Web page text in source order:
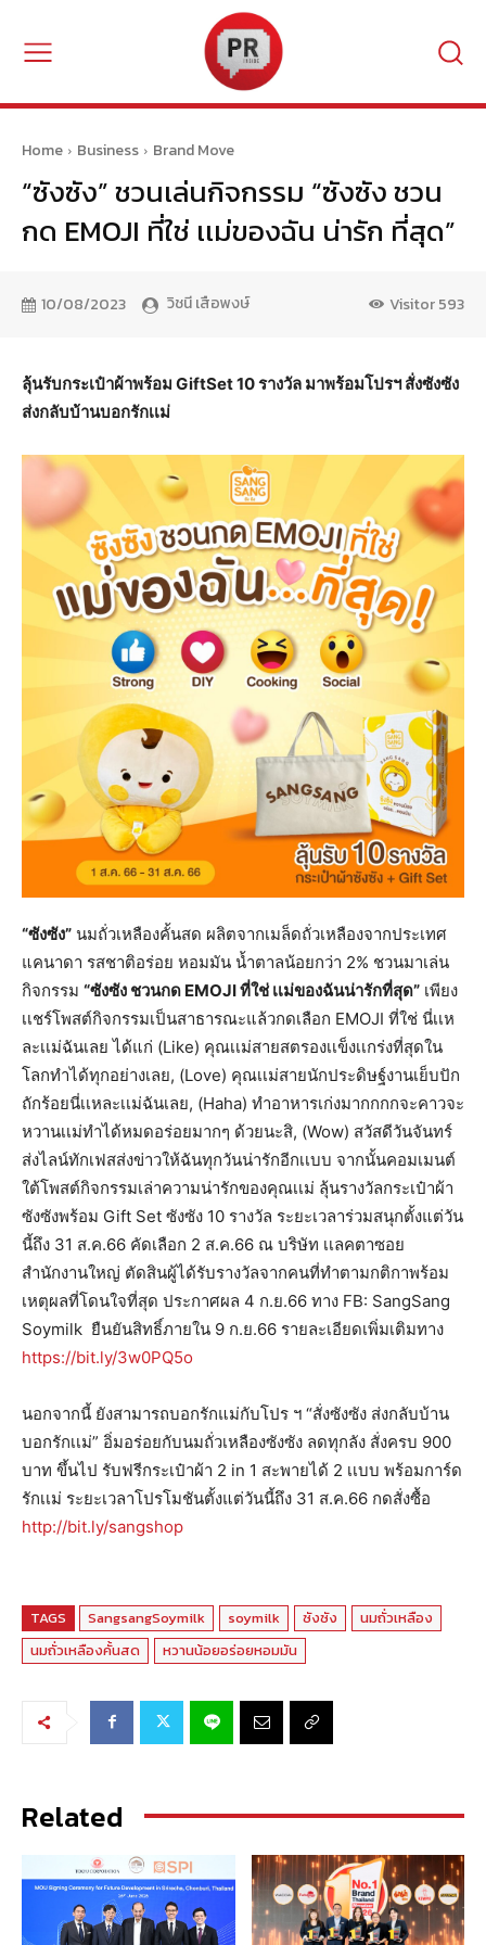
Home Business Brand Move
“ซังซัง” ชวนเล่นกิจกรรม “ซังซัง ชวน
กด EMOJI ที่ใช่ เเม่ของฉัน น่ารัก ที่สุด”
10/08/2023 วิชนี เสือพงษ์ Visitor593
ลุ้นรับกระเป๋าผ้าพร้อม GiftSet 10 รางวัล มาพร้อมโปรฯ สั่งซังซัง
ส่งกลับบ้านบอกรักเเม่
“ซังซัง” นมถั่วเหลืองคั้นสด ผลิตจากเมล็ดถั่วเหลืองจากประเทศ
แคนาดา รสชาติอร่อย หอมมัน น้ำตาลน้อยกว่า 2% ชวนมาเล่น
กิจกรรม “ซังซัง ชวนกด EMOJI ที่ใช่ เเม่ของฉันน่ารักที่สุด” เพียง
เเชร์โพสต์กิจกรรมเป็นสาธารณะแล้วกดเลือก EMOJI ที่ใช่ นี่เเห
ละเเม่ฉันเลย ได้แก่ (Like) คุณเเม่สายสตรองเเข็งเเกร่งที่สุดใน
โลกทำได้ทุกอย่างเลย, (Love) คุณเเม่สายนักประดิษฐ์งานเย็บปัก
ถักร้อยนี่เเหละเเม่ฉันเลย, (Haha) ทำอาหารเก่งมากกกกจะคาวจะ
หวานเเม่ทำได้หมดอร่อยมากๆ ด้วยนะสิ, (Wow) สวัสดีวันจันทร์
ส่งไลน์ทักเฟสส่งข่าวให้ฉันทุกวันน่ารักอีกเเบบ จากนั้นคอมเมนต์
ใต้โพสต์กิจกรรมเล่าความน่ารักของคุณเเม่ ลุ้นรางวัลกระเป๋าผ้า
ซังซังพร้อม Gift Set ซังซัง 10 รางวัล ระยะเวลาร่วมสนุกตั้งแต่วัน
นี้ถึง 31 ส.ค.66 คัดเลือก 2 ส.ค.66 ณ บริษัท เเลคตาซอย
สำนักงานใหญ่ ตัดสินผู้ได้รับรางวัลจากคนที่ทำตามกติกาพร้อม
เหตุผลที่โดนใจที่สุด ประกาศผล 4 ก.ย.66 ทาง FB: SangSang
Soymilk ยืนยันสิทธิ์ภายใน 9 ก.ย.66 รายละเอียดเพิ่มเติมทาง
https://bit.ly/3w0PQ5o
นอกจากนี้ ยังสามารถบอกรักแม่กับโปร ฯ “สั่งซังซัง ส่งกลับบ้าน
บอกรักเเม่” อิ่มอร่อยกับนมถั่วเหลืองซังซัง ลดทุกลัง สั่งครบ 900
บาท ขึ้นไป รับฟรีกระเป๋าผ้า 2 in 1 สะพายได้ 2 เเบบ พร้อมการ์ด
รักเเม่ ระยะเวลาโปรโมชันตั้งแต่วันนี้ถึง 31 ส.ค.66 กดสั่งซื้อ
http://bit.ly/sangshop
TAGS SangsangSoymilk soymilk ซังซัง
นมถั่วเหลือง
นมถั่วเหลืองคั้นสด
หวานน้อยอร่อยหอมมัน
Related